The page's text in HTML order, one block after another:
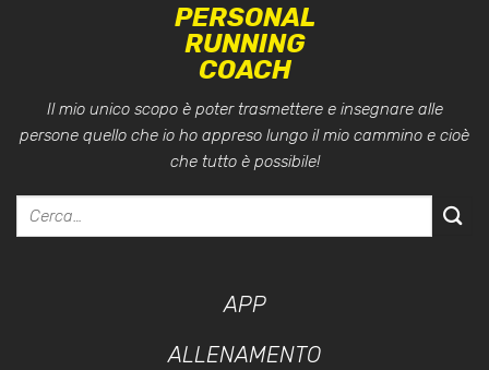
PERSONAL
RUNNING
COACH
Il mio unico scopo è poter trasmettere e insegnare alle
persone quello che io ho appreso lungo il mio cammino e cioè
che tutto è possibile!
APP
ALLENAMENTO